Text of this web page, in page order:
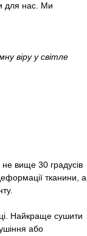
для нас. Ми
віру у світле
вище 30 градусів
тканини, а
Найкраще сушити
або